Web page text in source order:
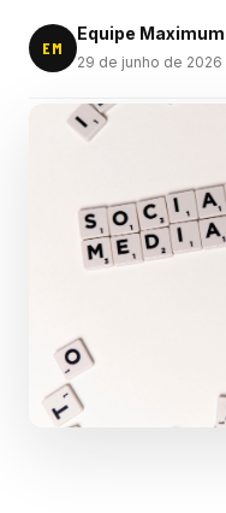
EM
Equipe Maximum
29 de junho de 2026